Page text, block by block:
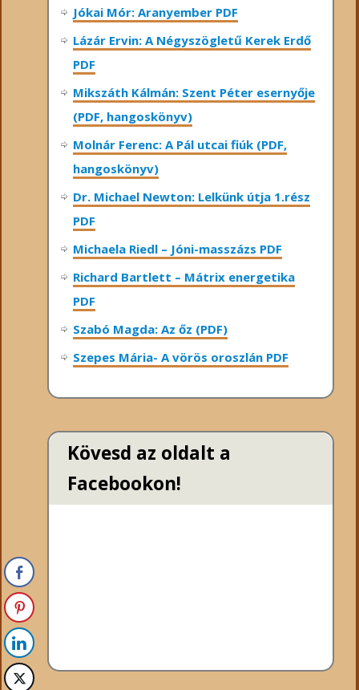
Jókai Mór: Aranyember PDF
Lázár Ervin: A Négyszögletű Kerek Erdő
PDF
Mikszáth Kálmán: Szent Péter esernyője
(PDF, hangoskönyv)
Molnár Ferenc: A Pál utcai fiúk (PDF,
hangoskönyv)
Dr. Michael Newton: Lelkünk útja 1.rész
PDF
Michaela Riedl – Jóni-masszázs PDF
Richard Bartlett – Mátrix energetika
PDF
Szabó Magda: Az őz (PDF)
Szepes Mária- A vörös oroszlán PDF
Kövesd az oldalt a
Facebookon!